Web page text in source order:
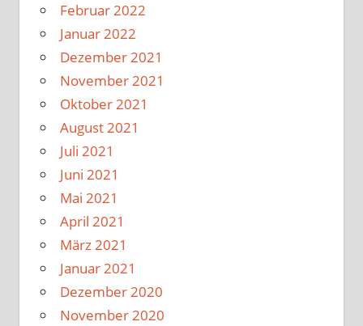
Februar 2022
Januar 2022
Dezember 2021
November 2021
Oktober 2021
August 2021
Juli 2021
Juni 2021
Mai 2021
April 2021
März 2021
Januar 2021
Dezember 2020
November 2020